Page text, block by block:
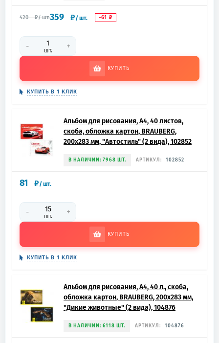
420 ₽/шт.359 ₽/шт. -61 ₽
- шт. +
КУПИТЬ
КУПИТЬ В 1 КЛИК
Альбом для рисования, А4, 40 листов,
скоба, обложка картон, BRAUBERG,
200х283 мм, "Автостиль" (2 вида), 102852
В НАЛИЧИИ: 7968 ШТ. АРТИКУЛ: 102852
81 ₽/шт.
- шт. +
КУПИТЬ
КУПИТЬ В 1 КЛИК
Альбом для рисования, А4, 40 л., скоба,
обложка картон, BRAUBERG, 200х283 мм,
"Дикие животные" (2 вида), 104876
В НАЛИЧИИ: 6118 ШТ. АРТИКУЛ: 104876